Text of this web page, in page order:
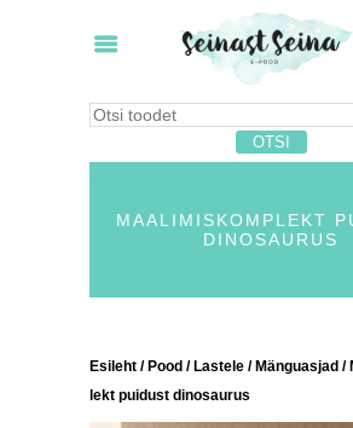
MAALIMISKOMPLEKT
DINOSAURUS
Esileht / Pood / Lastele / Mänguasjad /
lekt puidust dinosaurus